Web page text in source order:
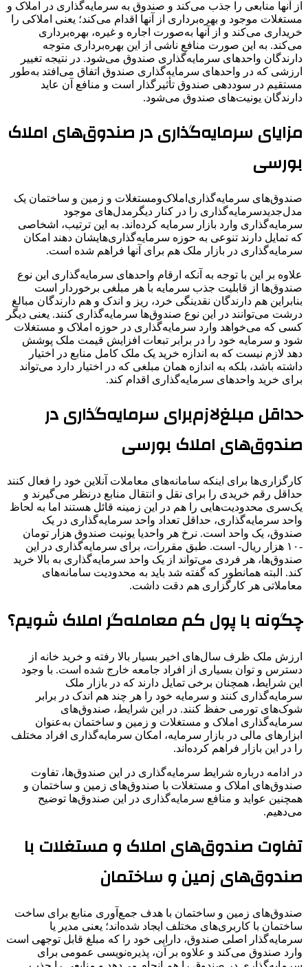
از آنها منابعی را جذب می‌کند و صندوق به سرمایه‌گذاری در املاک و
مستغلات موجود و بهره‌برداری از آنها اقدام می‌کند؛ یعنی املاکی را
خریداری می‌کند و از آنها به‌صورت اجاره و غیره، بهره‌برداری
می‌کند. به این صورت منافع ناشی از این بهره‌برداری متوجه
دارندگان واحدهای سرمایه‌گذاری صندوق می‌شود. در نتیجه تغییر
ارزشی که در واحدهای سرمایه‌گذاری صندوق اتفاق می‌افتد به‌طور
مستقیم در سوددهی صندوق تأثیرگذار است و منافع آن عاید
دارندگان یونیت‌های صندوق می‌شود.
مزایای سرمایه‌گذاری در صندوق‌های املاک
بورسی
صندوق‌های سرمایه‌گذاری‌املاک‌ومستغلات و زمین و ساختمان یک
مدل‌جدیدسرمایه‌گذاری را در کنار دیگرمدل‌های موجود
سرمایه‌گذاری وارد بازار سرمایه کرده‌اند. به این ترتیب، اشخاصی
که تمایل دارند تنوعی به حوزه سرمایه‌گذاری‌هایشان دهند امکان
سرمایه‌گذاری در بازار ملک هم برای آنها فراهم شده است.
علاوه بر این با توجه به آنکه ارقام واحدهای سرمایه‌گذاری این نوع
صندوق‌ها ‌از قابلیت جذب سرمایه‌ با هر مبلغی برخوردار است
بنابراین هم دارندگان نقدینگی خرد، ریز و اندک و هم دارندگان مبالغ
درشت می‌توانند در این نوع صندوق‌ها سرمایه‌گذاری کنند. یعنی دیگر
کسی که می‌خواهد وارد سرمایه‌گذاری در حوزه املاک و مستغلات
شود و سرمایه خود را در برابر تبعات افزایش قیمت ملک پوشش
دهد لازم نیست که به اندازه خرید یک ملک کامل منابع در اختیار
داشته باشد، بلکه به اندازه همان مبلغی که در اختیار دارد می‌تواند
برای خرید واحدهای سرمایه‌گذاری اقدام کند.
حداقل مبلغ‌لازم‌برای‌ سرمایه‌گذاری در
صندوق‌های املاک بورسی
کارگزاری‌ها برای اینکه سامانه‌های معاملات آنلاین خود را فعال کنند
حداقل رقم خریدی را برای نقل و انتقال منابع درنظر می‌گیرند و
یک‌سری محدودیت‌هایی را هم در این زمینه قائل هستند اما به لحاظ
واحد سرمایه‌گذاری، حداقل تعداد واحد سرمایه‌گذاری در یک
صندوق، یک واحد است. نرخ هر واحدیا یونیت صندوق هزار تومان
-۱۰ هزار ریال- است. طبق مقررات، برای سرمایه‌گذاری در این
صندوق‌ها، هر فردی می‌تواند از یک واحد سرمایه‌گذاری به بالا خرید
کند. البته همانطور که گفته شد باید به محدودیت‌ سامانه‌های
معاملاتی هر کارگزاری هم دقت داشت.
چگونه با پول کم معامله‌گر املاک شویم؟
ارزش ملک ظرف سال‌های اخیر بسیار بالا رفته و خرید خانه از
دسترس و توان بسیاری از افراد جامعه خارج شده است. با وجود
این شرایط، همچنان برخی تمایل دارند که در بازار ملک
سرمایه‌گذاری کنند و سرمایه خود را هر چند هم اندک در برابر
شوک‌های تورمی حفظ کنند. در این شرایط، صندوق‌های
سرمایه‌گذاری املاک و مستغلات و زمین و ساختمان به‌عنوان
ابزارهای مالی در بازار سرمایه، امکان سرمایه‌گذاری افراد مختلف
را در این بازار فراهم کرده‌اند.
در ادامه درباره شرایط سرمایه‌گذاری در این صندوق‌ها، تفاوت
صندوق‌های املاک و مستغلات با صندوق‌های زمین و ساختمان و
همچنین عواید و منافع سرمایه‌گذاری در این صندوق‌ها توضیح
می‌دهیم.
تفاوت‌ صندوق‌های‌ املاک و مستغلات با
صندوق‌های زمین و ساختمان
صندوق‌های زمین و ساختمان با هدف جمع‌آوری منابع برای ساخت
ساختمان با کاربری‌های مختلف ایجاد شده‌اند؛ یعنی مدیر یا
سرمایه‌گذار اصلی صندوق، دارایی خود را که مبلغ قابل توجهی است
وارد صندوق می‌کند و علاوه بر آن، پذیره‌نویسی عمومی برای